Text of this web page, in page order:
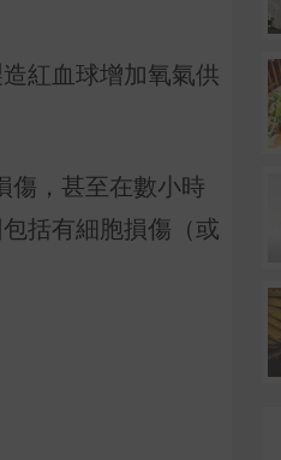
紅血球增加氧氣供
傷，甚至在數小時
括有細胞損傷（或